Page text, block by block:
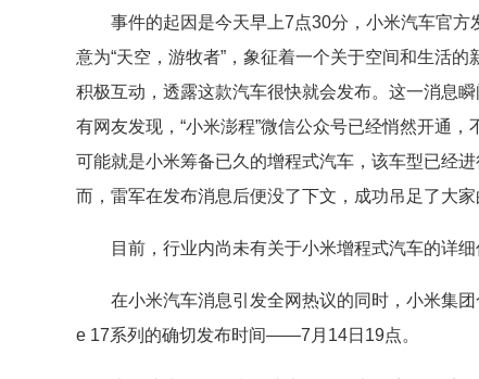
事件的起因是今天早上7点30分，小米汽车官方
意为“天空，游牧者”，象征着一个关于空间和生活
积极互动，透露这款汽车很快就会发布。这一消息
有网友发现，“小米澎程”微信公众号已经悄然开通
可能就是小米筹备已久的增程式汽车，该车型已经
而，雷军在发布消息后便没了下文，成功吊足了大家
目前，行业内尚未有关于小米增程式汽车的详
在小米汽车消息引发全网热议的同时，小米集
e 17系列的确切发布时间——7月14日19点。